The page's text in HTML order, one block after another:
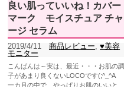
良い肌っていいね！カバー
マーク モイスチュア チャ
ージ セラム
2019/4/11 商品レビュー,♥美容
モニター
こんばんは～実は、最近・・・お肌の調
子があまり良くないLOCOです(;^_^A
一カ月の中で、やっぱりお肌のいいと